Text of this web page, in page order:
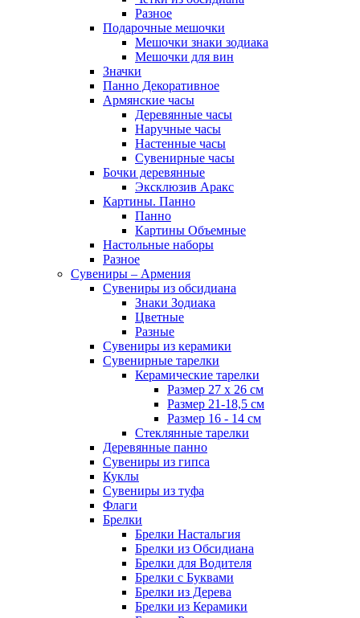
Разное
Подарочные мешочки
Мешочки знаки зодиака
Мешочки для вин
Значки
Панно Декоративное
Армянские часы
Деревянные часы
Наручные часы
Настенные часы
Сувенирные часы
Бочки деревянные
Эксклюзив Аракс
Картины. Панно
Панно
Картины Объемные
Настольные наборы
Разное
Сувениры – Армения
Сувениры из обсидиана
Знаки Зодиака
Цветные
Разные
Сувениры из керамики
Сувенирные тарелки
Керамические тарелки
Размер 27 х 26 см
Размер 21-18,5 см
Размер 16 - 14 см
Стеклянные тарелки
Деревянные панно
Сувениры из гипса
Куклы
Сувениры из туфа
Флаги
Брелки
Брелки Настальгия
Брелки из Обсидиана
Брелки для Водителя
Брелки с Буквами
Брелки из Дерева
Брелки из Керамики